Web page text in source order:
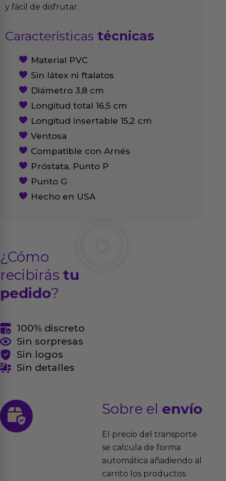
y fácil de disfrutar.
Características técnicas
Material PVC
Sin látex ni ftalatos
Diámetro 3,8 cm
Longitud total 16,5 cm
Longitud insertable 15,2 cm
Ventosa
Compatible con Arnés
Próstata, Punto P
Punto G
Hecho en USA
¿Cómo
recibirás tu
pedido?
100% discreto
Sin sorpresas
Sin logos
Sin detalles
Sobre el envío
El precio del transporte
se calcula de forma
automática añadiendo al
carrito los productos